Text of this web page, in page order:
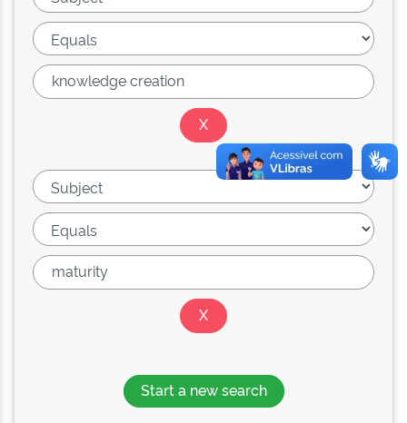
Start a new search